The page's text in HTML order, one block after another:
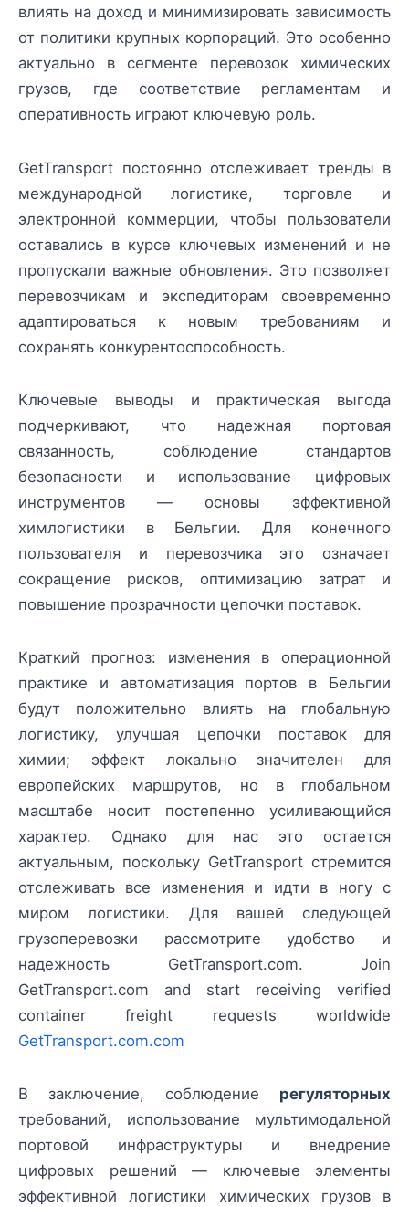
влиять на доход и минимизировать зависимость
от политики крупных корпораций. Это особенно
актуально в сегменте перевозок химических
грузов, где соответствие регламентам и
оперативность играют ключевую роль.
GetTransport постоянно отслеживает тренды в
международной логистике, торговле и
электронной коммерции, чтобы пользователи
оставались в курсе ключевых изменений и не
пропускали важные обновления. Это позволяет
перевозчикам и экспедиторам своевременно
адаптироваться к новым требованиям и
сохранять конкурентоспособность.
Ключевые выводы и практическая выгода
подчеркивают, что надежная портовая
связанность, соблюдение стандартов
безопасности и использование цифровых
инструментов — основы эффективной
химлогистики в Бельгии. Для конечного
пользователя и перевозчика это означает
сокращение рисков, оптимизацию затрат и
повышение прозрачности цепочки поставок.
Краткий прогноз: изменения в операционной
практике и автоматизация портов в Бельгии
будут положительно влиять на глобальную
логистику, улучшая цепочки поставок для
химии; эффект локально значителен для
европейских маршрутов, но в глобальном
масштабе носит постепенно усиливающийся
характер. Однако для нас это остается
актуальным, поскольку GetTransport стремится
отслеживать все изменения и идти в ногу с
миром логистики. Для вашей следующей
грузоперевозки рассмотрите удобство и
надежность GetTransport.com. Join
GetTransport.com and start receiving verified
container freight requests worldwide
GetTransport.com.com
В заключение, соблюдение регуляторных
требований, использование мультимодальной
портовой инфраструктуры и внедрение
цифровых решений — ключевые элементы
эффективной логистики химических грузов в